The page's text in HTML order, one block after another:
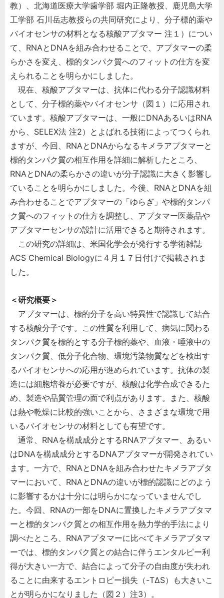
教）、北海道医療大学歯学部 堀内正隆教授、鹿児島大学
工学部 石川岳志教授らの共同研究により、分子標的薬や
バイオセンサの材料となる核酸アプタマー 注１）につい
て、RNAとDNAを組み合わせることで、アプタマーの柔
らかさを変え、標的タンパク質へのフィットの仕方を変
えられることを明らかにしました。
現在、核酸アプタマーは、抗体に代わる分子認識材料
として、分子標的薬やバイオセンサ（図１）に応用され
ています。核酸アプタマーは、一般にDNAあるいはRNA
から、SELEX法 注2）とよばれる技術によってつくられ
ますが、今回、RNAとDNAからなるキメラアプタマーと
標的タンパク質の相互作用を詳細に解析したところ、
RNAとDNAの柔らかさの違いが分子認識に大きく影響し
ていることを明らかにしました。今後、RNAとDNAを組
み合わせることでアプタマーの「ゆらぎ」や標的タンパ
ク質へのフィットの仕方を調整し、アプタマー医薬品や
アプタマーセンサの設計に活用できると期待されます。
この研究の詳細は、米国化学会が発行する学術雑誌
ACS Chemical Biologyに４月１７日付けで掲載されま
した。
＜研究概要＞
アプタマーは、標的分子を高い特異性で認識して結合
する核酸分子です。この性質を利用して、病気に関わる
タンパク質を標的とする分子標的薬や、血液・唾液中の
タンパク質、低分子化合物、環境汚染物質などを検出す
るバイオセンサへの応用が進められています。抗体の製
造には細胞培養が必要ですが、核酸は化学合成できるた
め、製造や品質管理の面で利点があります。また、核酸
は熱や乾燥に比較的強いことから、さまざまな環境で用
いるバイオセンサの材料としても有望です。
通常、RNAを構成成分とするRNAアプタマー、あるい
はDNAを構成成分とするDNAアプタマーが開発されてい
ます。一方で、RNAとDNAを組み合わせたキメラアプタ
マーにおいて、RNAとDNAの違いが標的認識にどのよう
に影響するかは十分には明らかになっていませんでし
た。今回、RNAの一部をDNAに置換したキメラアプタマ
ーと標的タンパク質との相互作用を熱力学的手法により
調べたところ、RNAアプタマーに比べてキメラアプタマ
ーでは、標的タンパク質との結合に伴うエンタルピー利
得が大きい一方で、結合によって分子の自由度が失われ
ることに由来するエントロピー損失（-TΔS）も大きいこ
とが明らかになりました（図２）注3）。